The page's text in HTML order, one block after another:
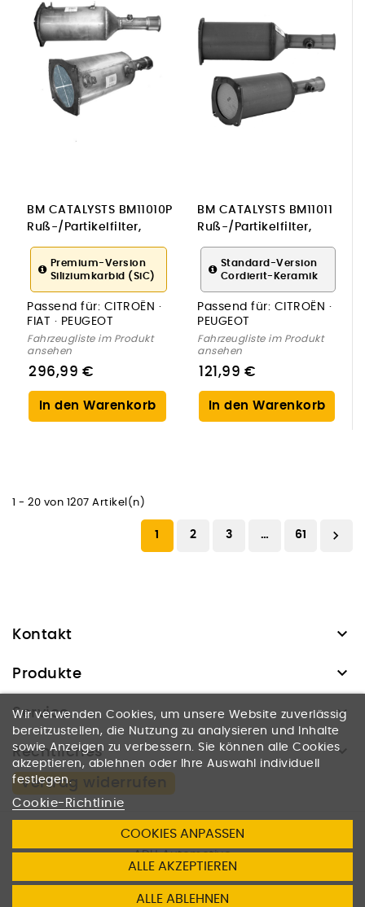
BM CATALYSTS BM11010P
Ruß-/Partikelfilter,
Abgasanlage
Premium-Version
Siliziumkarbid (SiC)
Passend für: CITROËN ·
FIAT · PEUGEOT
Fahrzeugliste im Produkt
ansehen
296,99 €
In den Warenkorb
BM CATALYSTS BM11011
Ruß-/Partikelfilter,
Abgasanlage
Standard-Version
Cordierit-Keramik
Passend für: CITROËN ·
PEUGEOT
Fahrzeugliste im Produkt
ansehen
121,99 €
In den Warenkorb
1 - 20 von 1207 Artikel(n)
1 2 3 … 61 
Kontakt 
Produkte 
Service 
Rechtliches 
Vertrag widerrufen
Wir verwenden Cookies, um unsere Website zuverlässig
bereitzustellen, die Nutzung zu analysieren und Inhalte
sowie Anzeigen zu verbessern. Sie können alle Cookies
akzeptieren, ablehnen oder Ihre Auswahl individuell
festlegen.
Cookie-Richtlinie
COOKIES ANPASSEN
ALLE ABLEHNEN
ALLE AKZEPTIEREN
© 2026
ADH Automotive
Dienstleistungen u. Handel UG